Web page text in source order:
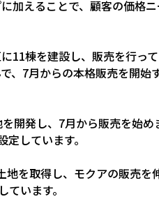
加えることで、顧客の価格
11棟を建設し、販売を行っ
、7月からの本格販売を開始
開発し、7月から販売を始め
しています。
を取得し、モクアの販売を
います。